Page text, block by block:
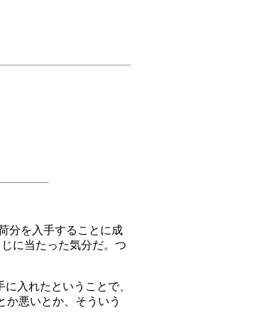
分を入手することに成
に当たった気分だ。つ
入れたということで、
か悪いとか、そういう